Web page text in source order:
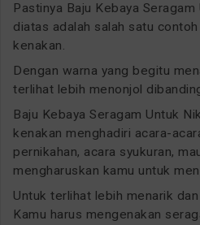
Pastinya Baju Kebaya
diatas adalah salah satu
kenakan.
Dengan warna yang begitu
terlihat lebih menonjol
Baju Kebaya Seragam Untuk
kenakan menghadiri acara-
pernikahan, acara syukuran,
mengharuskan kamu untuk
Untuk terlihat lebih menarik
Kamu harus mengenakan